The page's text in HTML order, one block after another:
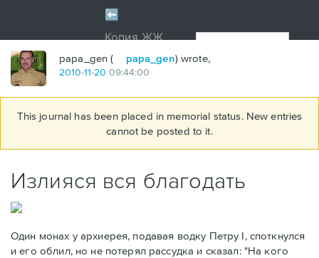
papa_gen ( papa_gen) wrote,
2010-11-20 09:44:00
This journal has been placed in memorial status. New entries
cannot be posted to it.
Излияся вся благодать
Один монах у архиерея, подавая водку Петру I, споткнулся
и его облил, но не потерял рассудка и сказал: "На кого